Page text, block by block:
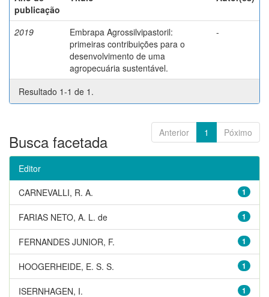
publicação
2019
Embrapa Agrossilvipastoril:
primeiras contribuições para o
desenvolvimento de uma
agropecuária sustentável.
-
Resultado 1-1 de 1.
Anterior 1 Póximo
Busca facetada
Editor
1
CARNEVALLI, R. A.
1
FARIAS NETO, A. L. de
1
FERNANDES JUNIOR, F.
1
HOOGERHEIDE, E. S. S.
1
ISERNHAGEN, I.